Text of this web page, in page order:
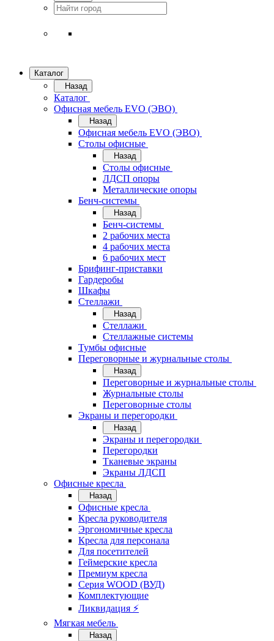
Каталог
Назад
Каталог
Офисная мебель EVO (ЭВО)
Назад
Офисная мебель EVO (ЭВО)
Cтолы офисные
Назад
Cтолы офисные
ЛДСП опоры
Металлические опоры
Бенч-системы
Назад
Бенч-системы
2 рабочих места
4 рабочих места
6 рабочих мест
Брифинг-приставки
Гардеробы
Шкафы
Стеллажи
Назад
Стеллажи
Стеллажные системы
Тумбы офисные
Переговорные и журнальные столы
Назад
Переговорные и журнальные столы
Журнальные столы
Переговорные столы
Экраны и перегородки
Назад
Экраны и перегородки
Перегородки
Тканевые экраны
Экраны ЛДСП
Офисные кресла
Назад
Офисные кресла
Кресла руководителя
Эргономичные кресла
Кресла для персонала
Для посетителей
Геймерские кресла
Премиум кресла
Серия WOOD (ВУД)
Комплектующие
Ликвидация ⚡
Мягкая мебель
Назад